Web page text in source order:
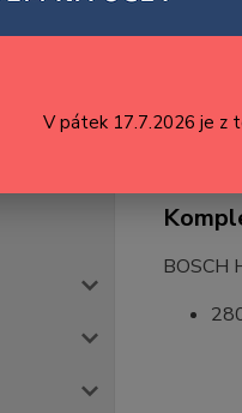
BOSCH
V pátek 17.7.2026 je z